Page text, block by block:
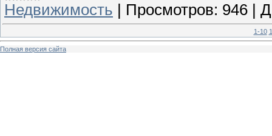
Недвижимость | Просмотров: 946 |
1-10
Полная версия сайта